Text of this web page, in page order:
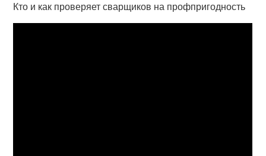
Кто и как проверяет сварщиков на профпригодность